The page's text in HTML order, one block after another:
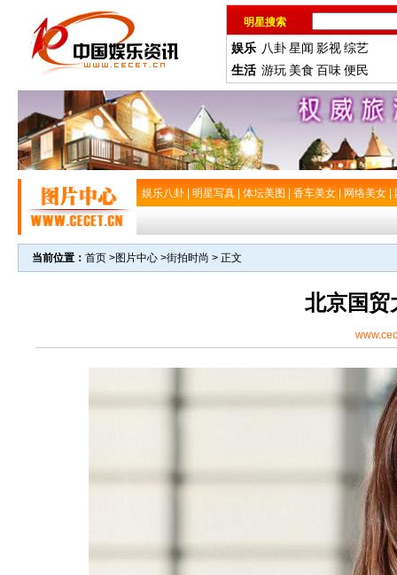
明星搜索
娱乐 八卦星闻 影视综艺
生活 游玩 美食 百味便民
娱乐八卦 明星写真 体坛美图 香车美女 网络美女
当前位置： 首页 >图片中心 >街拍时尚 > 正文
北京国贸